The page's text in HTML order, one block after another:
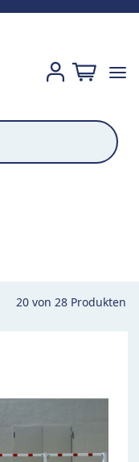
20 von 28 Produkten